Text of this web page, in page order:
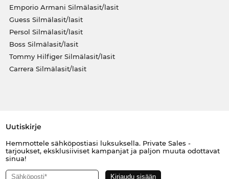
Emporio Armani Silmälasit/lasit
Guess Silmälasit/lasit
Persol Silmälasit/lasit
Boss Silmälasit/lasit
Tommy Hilfiger Silmälasit/lasit
Carrera Silmälasit/lasit
Uutiskirje
Hemmottele sähköpostiasi luksuksella. Private Sales -
tarjoukset, eksklusiiviset kampanjat ja paljon muuta odottavat
sinua!